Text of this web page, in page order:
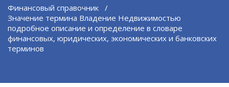
Финансовый справочник /
Значение термина Владение Недвижимостью
подробное описание и определение в словаре
финансовых, юридических, экономических и банковских
терминов